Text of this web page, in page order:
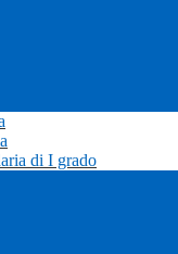
di I grado